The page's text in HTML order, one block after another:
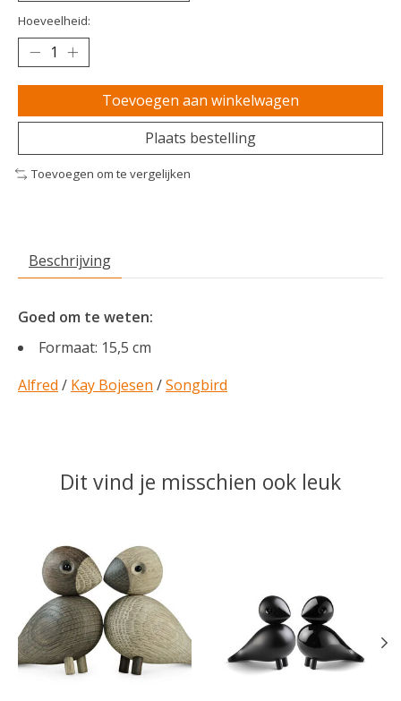
Hoeveelheid:
Toevoegen aan winkelwagen
Plaats bestelling
Toevoegen om te vergelijken
Beschrijving
Goed om te weten:
Formaat: 15,5 cm
Alfred / Kay Bojesen /Songbird
Dit vind je misschien ook leuk